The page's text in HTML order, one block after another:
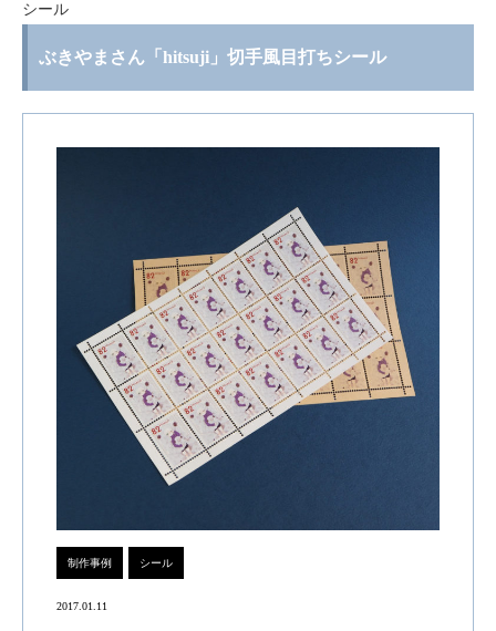
シール
ぶきやまさん「hitsuji」切手風目打ちシール
制作事例 シール
2017.01.11